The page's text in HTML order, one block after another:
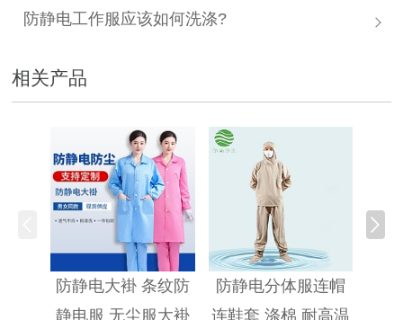
防静电工作服应该如何洗涤?
相关产品
防静电大褂 条纹防
静电服 无尘服大褂
防静电分体服连帽
连鞋套 涤棉 耐高温
防